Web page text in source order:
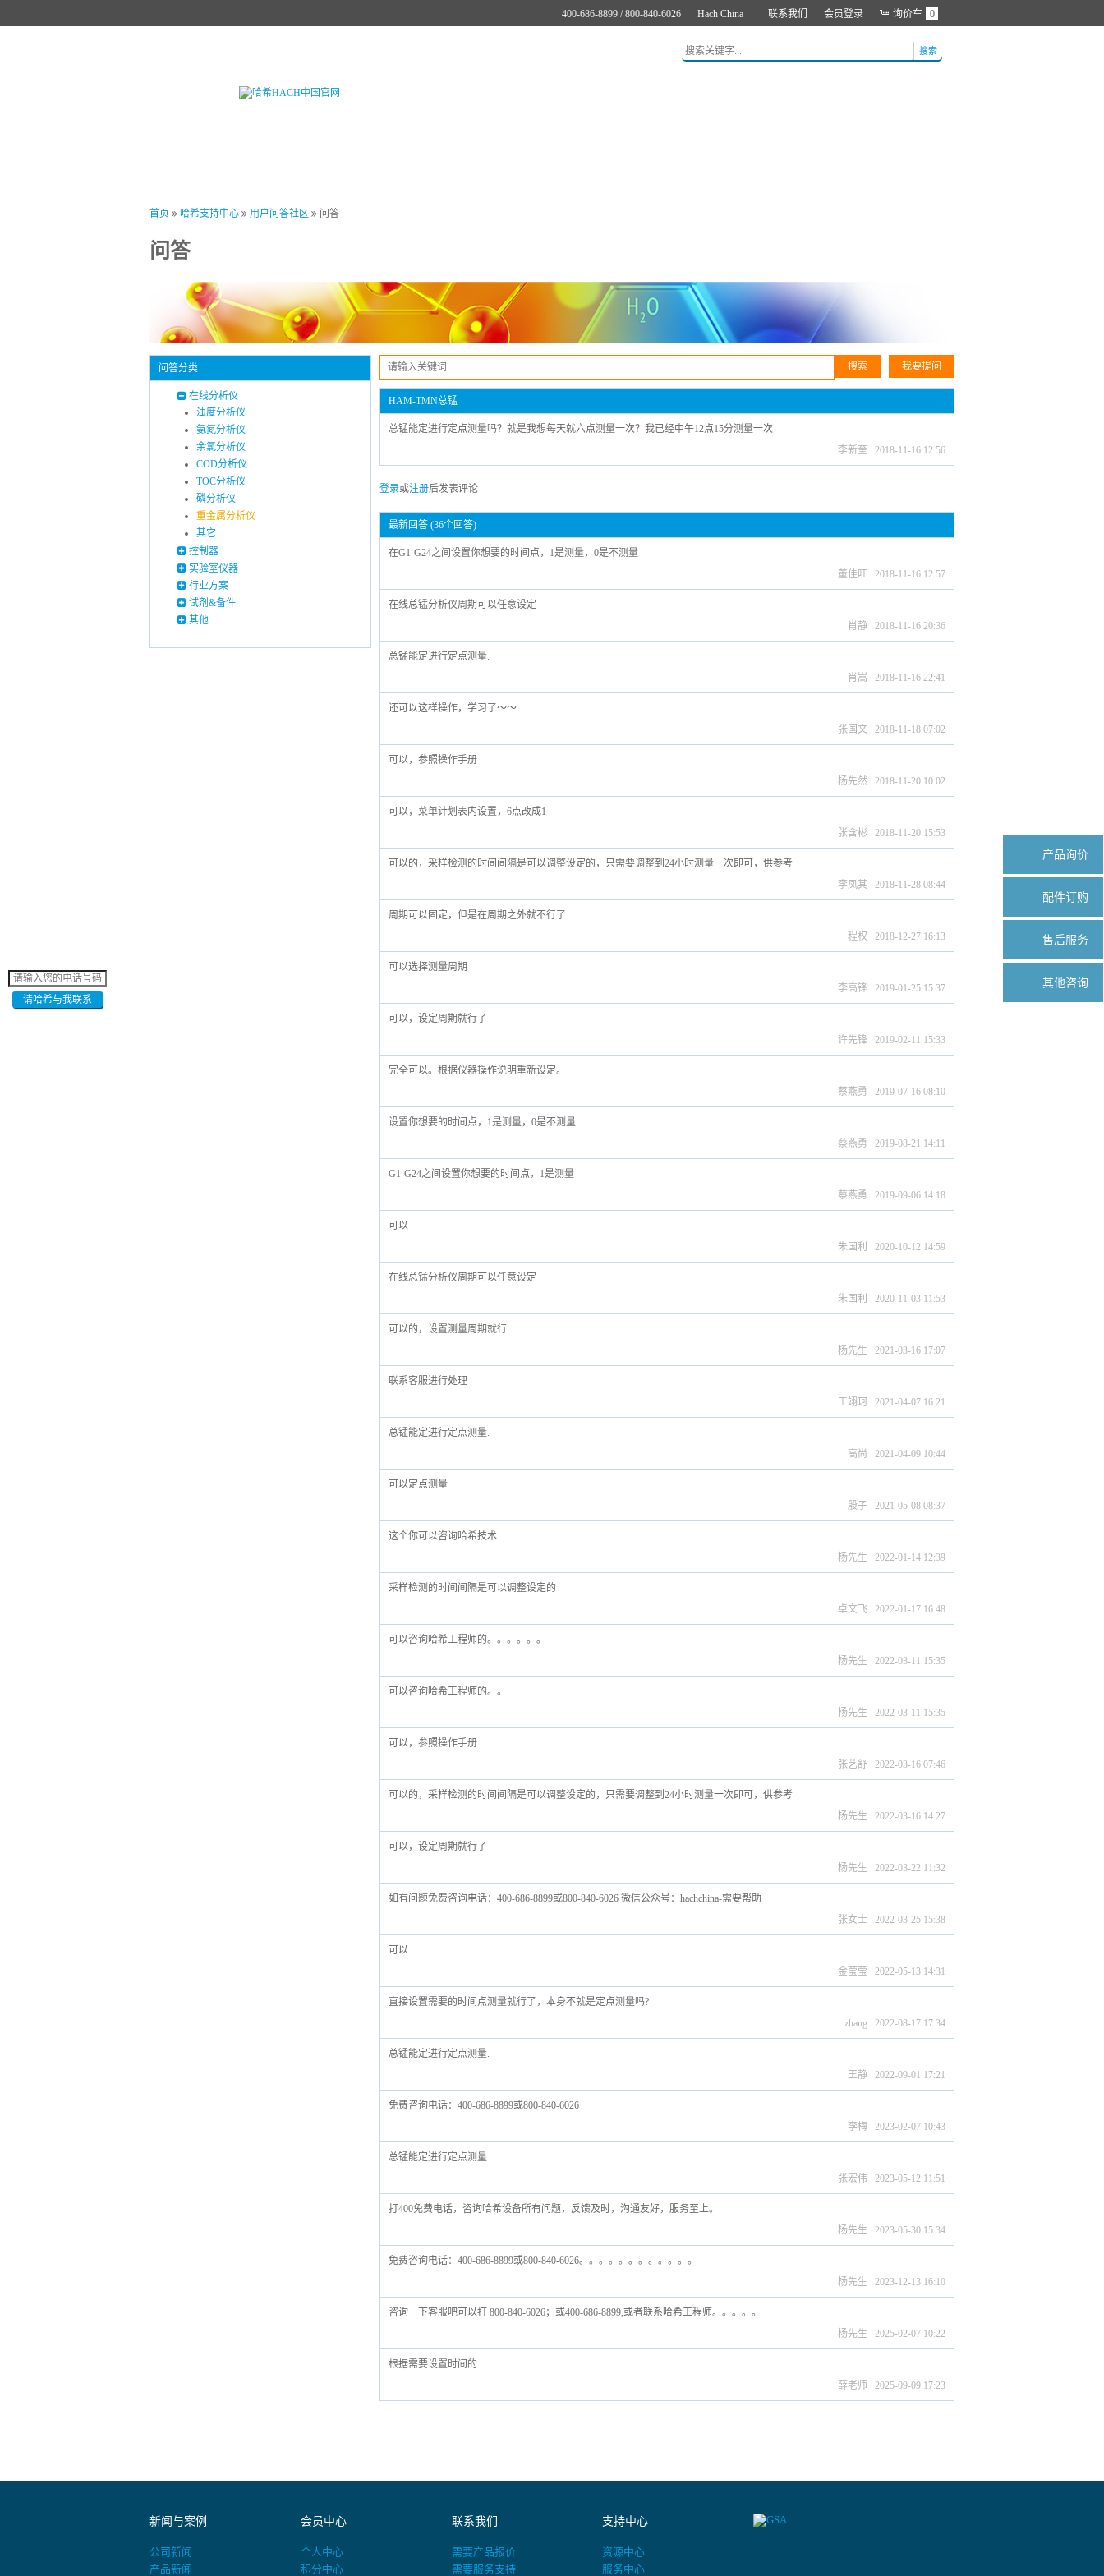
联系我们 会员登录 询价车 0
Hach China
400-686-8899 / 800-840-6026
搜索
首页 哈希支持中心 用户问答社区 问答
问答
问答分类
在线分析仪
浊度分析仪
氨氮分析仪
余氯分析仪
COD分析仪
TOC分析仪
磷分析仪
重金属分析仪
其它
控制器
实验室仪器
行业方案
试剂&备件
其他
我要提问
搜索
HAM-TMN总锰
总锰能定进行定点测量吗？就是我想每天就六点测量一次？我已经中午12点15分测量一次
李新奎 2018-11-16 12:56
登录或注册后发表评论
最新回答 (36个回答)
在G1-G24之间设置你想要的时间点，1是测量，0是不测量
董佳旺 2018-11-16 12:57
在线总锰分析仪周期可以任意设定
肖静 2018-11-16 20:36
总锰能定进行定点测量.
肖嵩 2018-11-16 22:41
还可以这样操作，学习了～～
张国文 2018-11-18 07:02
可以，参照操作手册
杨先然 2018-11-20 10:02
可以，菜单计划表内设置，6点改成1
张含彬 2018-11-20 15:53
可以的，采样检测的时间间隔是可以调整设定的，只需要调整到24小时测量一次即可，供参考
李凤其 2018-11-28 08:44
周期可以固定，但是在周期之外就不行了
程权 2018-12-27 16:13
可以选择测量周期
李高锋 2019-01-25 15:37
可以，设定周期就行了
许先锋 2019-02-11 15:33
完全可以。根据仪器操作说明重新设定。
蔡燕勇 2019-07-16 08:10
设置你想要的时间点，1是测量，0是不测量
蔡燕勇 2019-08-21 14:11
G1-G24之间设置你想要的时间点，1是测量
蔡燕勇 2019-09-06 14:18
可以
朱国利 2020-10-12 14:59
在线总锰分析仪周期可以任意设定
朱国利 2020-11-03 11:53
可以的，设置测量周期就行
杨先生 2021-03-16 17:07
联系客服进行处理
王翊珂 2021-04-07 16:21
总锰能定进行定点测量.
高尚 2021-04-09 10:44
可以定点测量
殷子 2021-05-08 08:37
这个你可以咨询哈希技术
杨先生 2022-01-14 12:39
采样检测的时间间隔是可以调整设定的
卓文飞 2022-01-17 16:48
可以咨询哈希工程师的。。。。。。
杨先生 2022-03-11 15:35
可以咨询哈希工程师的。。
杨先生 2022-03-11 15:35
可以，参照操作手册
张艺舒 2022-03-16 07:46
可以的，采样检测的时间间隔是可以调整设定的，只需要调整到24小时测量一次即可，供参考
杨先生 2022-03-16 14:27
可以，设定周期就行了
杨先生 2022-03-22 11:32
如有问题免费咨询电话：400-686-8899或800-840-6026 微信公众号：hachchina-需要帮助
张女士 2022-03-25 15:38
可以
金莹莹 2022-05-13 14:31
直接设置需要的时间点测量就行了，本身不就是定点测量吗?
zhang 2022-08-17 17:34
总锰能定进行定点测量.
王静 2022-09-01 17:21
免费咨询电话：400-686-8899或800-840-6026
李梅 2023-02-07 10:43
总锰能定进行定点测量.
张宏伟 2023-05-12 11:51
打400免费电话，咨询哈希设备所有问题，反馈及时，沟通友好，服务至上。
杨先生 2023-05-30 15:34
免费咨询电话：400-686-8899或800-840-6026。。。。。。。。。。。。
杨先生 2023-12-13 16:10
咨询一下客服吧可以打 800-840-6026；或400-686-8899,或者联系哈希工程师。。。。。
杨先生 2025-02-07 10:22
根据需要设置时间的
薛老师 2025-09-09 17:23
新闻与案例
公司新闻
产品新闻
会员中心
个人中心
积分中心
联系我们
需要产品报价
需要服务支持
支持中心
资源中心
服务中心
请哈希与我联系
产品询价
配件订购
售后服务
其他咨询